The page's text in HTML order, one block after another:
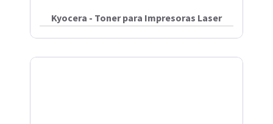
Kyocera - Toner para Impresoras Laser